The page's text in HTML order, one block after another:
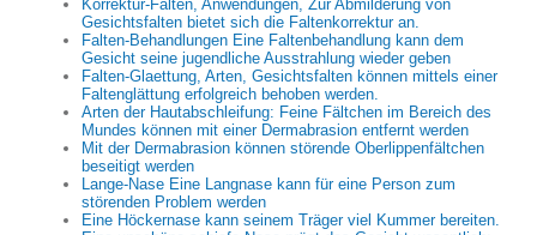
Korrektur-Falten, Anwendungen, Zur Abmilderung von
Gesichtsfalten bietet sich die Faltenkorrektur an.
Falten-Behandlungen Eine Faltenbehandlung kann dem
Gesicht seine jugendliche Ausstrahlung wieder geben
Falten-Glaettung, Arten, Gesichtsfalten können mittels einer
Faltenglättung erfolgreich behoben werden.
Arten der Hautabschleifung: Feine Fältchen im Bereich des
Mundes können mit einer Dermabrasion entfernt werden
Mit der Dermabrasion können störende Oberlippenfältchen
beseitigt werden
Lange-Nase Eine Langnase kann für eine Person zum
störenden Problem werden
Eine Höckernase kann seinem Träger viel Kummer bereiten.